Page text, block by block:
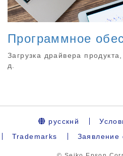
Программное
Загрузка драйвера
д.
русскнй
Trademarks
Заявление